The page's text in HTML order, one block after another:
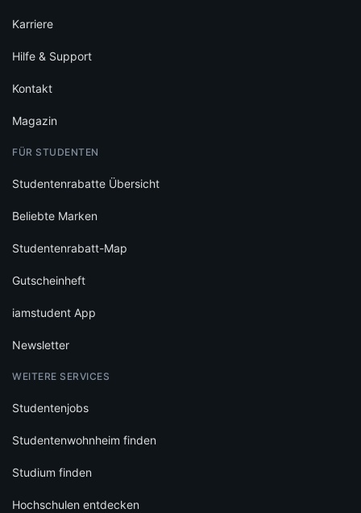
Karriere
Hilfe & Support
Kontakt
Magazin
FÜR STUDENTEN
Studentenrabatte Übersicht
Beliebte Marken
Studentenrabatt-Map
Gutscheinheft
iamstudent App
Newsletter
WEITERE SERVICES
Studentenjobs
Studentenwohnheim finden
Studium finden
Hochschulen entdecken